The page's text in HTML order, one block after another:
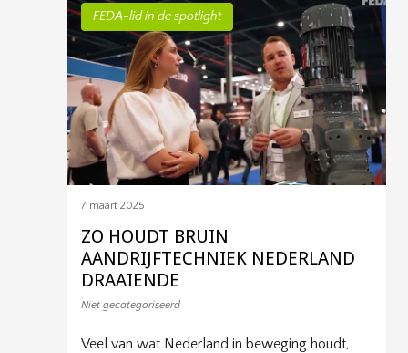
FEDA-lid in de spotlight
7 maart 2025
ZO HOUDT BRUIN
AANDRIJFTECHNIEK NEDERLAND
DRAAIENDE
Niet gecategoriseerd
Veel van wat Nederland in beweging houdt,